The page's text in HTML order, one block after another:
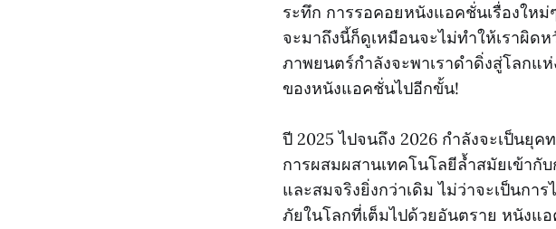
ระทึก การรอคอยหนังแอคชั่นเรื่องใหม่
จะมาถึงนี้ก็ดูเหมือนจะไม่ทำให้เราผิด
ภาพยนตร์กำลังจะพาเราดำดิ่งสู่โลกแ
ของหนังแอคชั่นไปอีกขั้น!
ปี 2025 ไปจนถึง 2026 กำลังจะเป็นยุ
การผสมผสานเทคโนโลยีล้ำสมัยเข้ากั
และสมจริงยิ่งกว่าเดิม ไม่ว่าจะเป็นก
ภัยในโลกที่เต็มไปด้วยอันตราย หนังแ